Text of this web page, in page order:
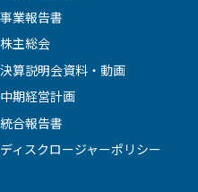
事業報告書
株主総会
決算説明会資料・動画
中期経営計画
統合報告書
ディスクロージャーポリシー